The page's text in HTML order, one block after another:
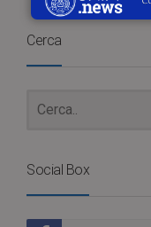
Cerca
Social Box